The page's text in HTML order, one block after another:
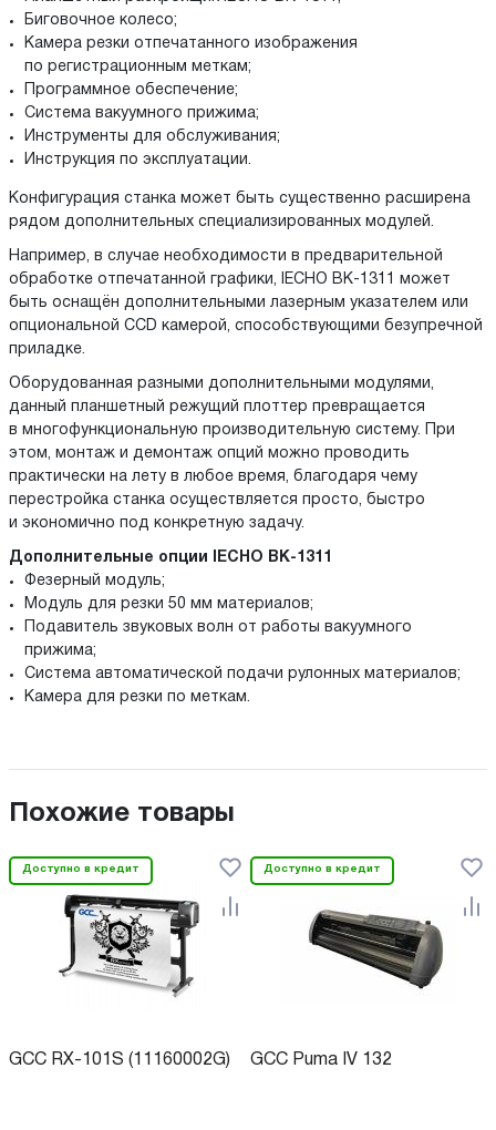
Биговочное колесо;
Камера резки отпечатанного изображения
по регистрационным меткам;
Программное обеспечение;
Система вакуумного прижима;
Инструменты для обслуживания;
Инструкция по эксплуатации.
Конфигурация станка может быть существенно расширена
рядом дополнительных специализированных модулей.
Например, в случае необходимости в предварительной
обработке отпечатанной графики, IECHO BK-1311 может
быть оснащён дополнительными лазерным указателем или
опциональной CCD камерой, способствующими безупречной
приладке.
Оборудованная разными дополнительными модулями,
данный планшетный режущий плоттер превращается
в многофункциональную производительную систему. При
этом, монтаж и демонтаж опций можно проводить
практически на лету в любое время, благодаря чему
перестройка станка осуществляется просто, быстро
и экономично под конкретную задачу.
Дополнительные опции IECHO BK-1311
Фезерный модуль;
Модуль для резки 50 мм материалов;
Подавитель звуковых волн от работы вакуумного
прижима;
Система автоматической подачи рулонных материалов;
Камера для резки по меткам.
Похожие товары
Доступно в кредит
GCC RX-101S (11160002G)
Доступно в кредит
GCC Puma IV 132